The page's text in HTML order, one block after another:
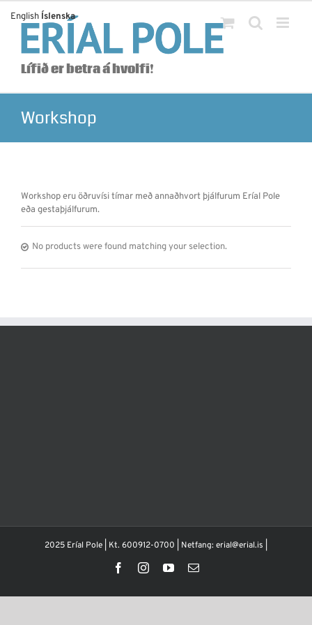
content
Lífið er betra á hvolfi!
Workshop
Workshop eru öðruvísi tímar með annaðhvort þjálfurum Eríal Pole
eða gestaþjálfurum.
No products were found matching your selection.
2025 Eríal Pole | Kt. 600912-0700 | Netfang: erial@erial.is |
FacebookInstagramYouTubeEmail
English Íslenska